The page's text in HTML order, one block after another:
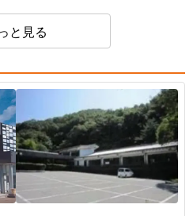
想いに沿う形で整えられたこと
も大きな励みでございます。
お任せいただける葬儀サービ
いります。 末筆ながら、ご家
平安を心よりお祈り申し上げま
いただいて、その他も様々
事、本当に感謝していま
トにご協力いただき、誠にあり
。 お寺様からのご紹介を通じ
だき、さらに「ぜひお願いした
のお言葉を頂戴しましたこと、
す。大切なご葬儀をお任せい
と見る